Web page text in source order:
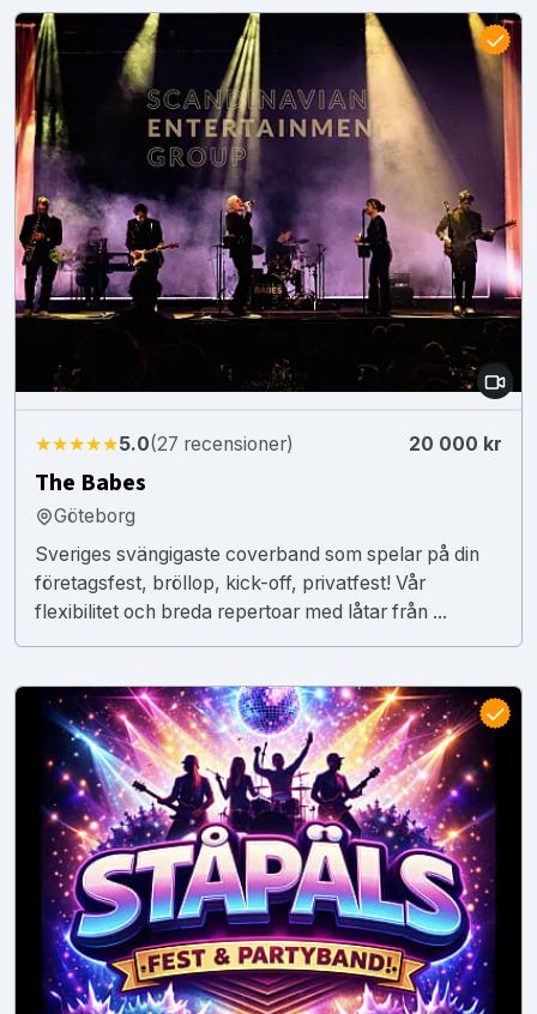
★★★★★5.0(27 recensioner) 20 000 kr
The Babes
Göteborg
Sveriges svängigaste coverband som spelar på din
företagsfest, bröllop, kick-off, privatfest! Vår
flexibilitet och breda repertoar med låtar från ...